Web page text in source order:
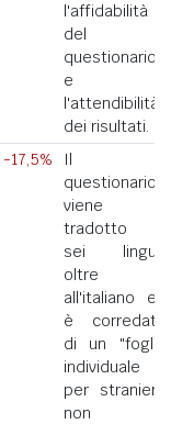
l'affidabilità
del
questionario
e
l'attendibilità
dei risultati.
-17,5%
Il
questionario
viene
tradotto in
sei lingue
oltre
all'italiano ed
è corredato
di un "foglio
individuale
per straniero
non